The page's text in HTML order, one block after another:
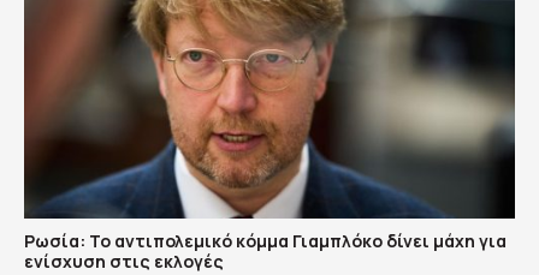
Ρωσία: Το αντιπολεμικό κόμμα Γιαμπλόκο δίνει μάχη για
ενίσχυση στις εκλογές